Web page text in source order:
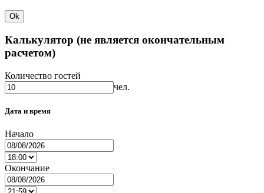
Ok
Калькулятор (не является окончательным
расчетом)
Количество гостей
чел.
Дата и время
Начало
Окончание